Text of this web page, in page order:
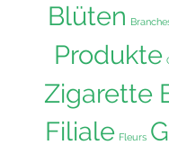
Blüten
Produkte
Zigarette
Filiale Fleurs